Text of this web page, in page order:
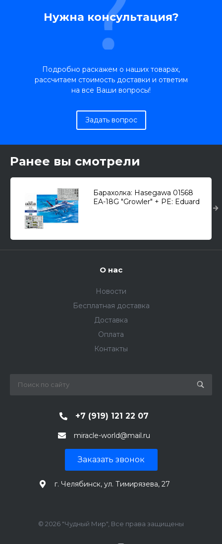
Нужна консультация?
Подробно раскажем о наших товарах,
рассчитаем стоимость доставки и ответим
на все Ваши вопросы!
Задать вопрос
Ранее вы смотрели
Барахолка: Hasegawa 01568
EA-18G "Growler" + PE: Eduard
О нас
Новости
Бесплатная доставка
Доставка
Оплата
Контакты
+7 (919) 121 22 07
miracle-world@mail.ru
Заказать звонок
г. Челябинск, ул. Тимирязева, 27
© 2026 "Чудный Мир", Все права защищены